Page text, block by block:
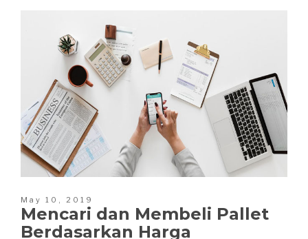
May 10, 2019
Mencari dan Membeli Pallet
Berdasarkan Harga